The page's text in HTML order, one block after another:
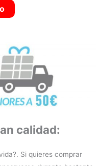
calidad:
Si quieres comprar